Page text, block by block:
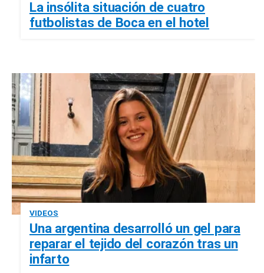
La insólita situación de cuatro
futbolistas de Boca en el hotel
VIDEOS
Una argentina desarrolló un gel para
reparar el tejido del corazón tras un
infarto